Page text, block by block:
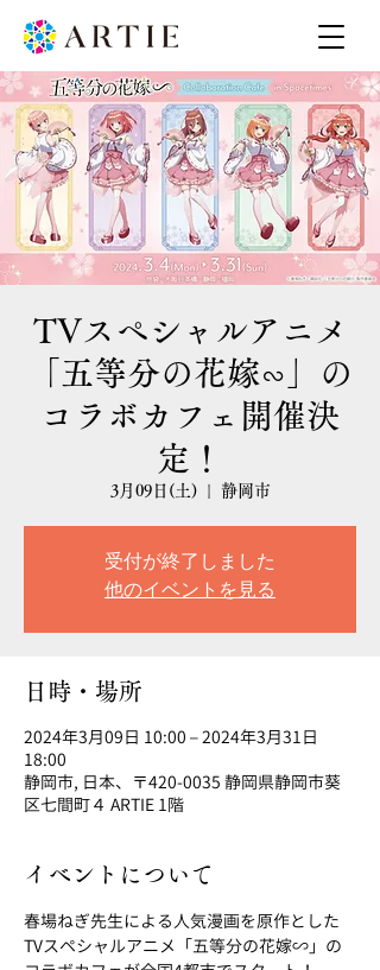
TVスペシャルアニメ
「五等分の花嫁∽」の
コラボカフェ開催決
定！
3月09日(土)
  |
静岡市
受付が終了しました
他のイベントを見る
日時・場所
2024年3月09日 10:00 – 2024年3月31日
18:00
静岡市, 日本、〒420-0035 静岡県静岡市葵
区七間町４ ARTIE 1階
イベントについて
春場ねぎ先生による人気漫画を原作とした
TVスペシャルアニメ「五等分の花嫁∽」の